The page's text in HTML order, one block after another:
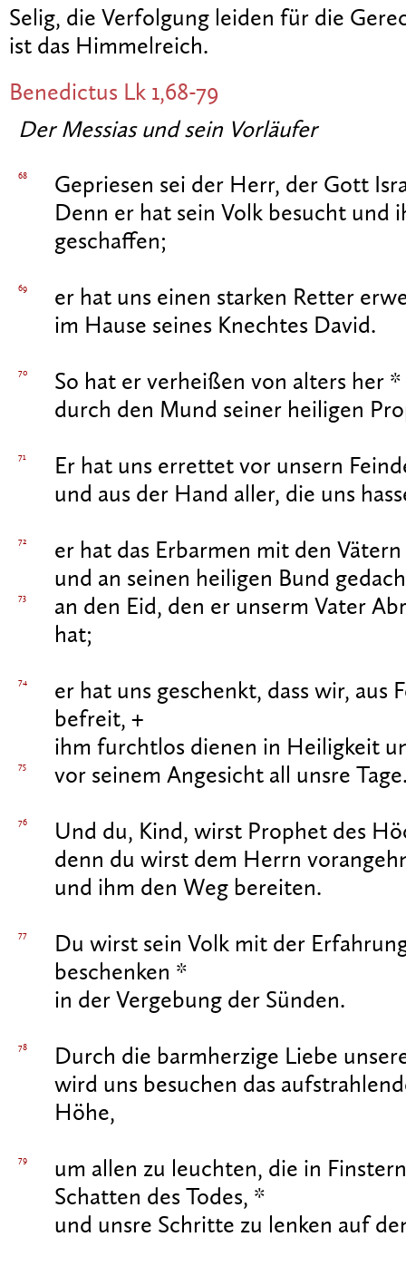
Selig, die Verfolgung leiden für die
ist das Himmelreich.
Benedictus Lk 1,68-79
Der Messias und sein Vorläufer
68
Gepriesen sei der Herr, der Gott
Denn er hat sein Volk besucht und
geschaffen;
69
er hat uns einen starken Retter
im Hause seines Knechtes David.
70
So hat er verheißen von alters her *
durch den Mund seiner heiligen
71
Er hat uns errettet vor unsern
und aus der Hand aller, die uns
72
er hat das Erbarmen mit den
und an seinen heiligen Bund
73
an den Eid, den er unserm Vater
hat;
74
er hat uns geschenkt, dass wir, aus
befreit, +
ihm furchtlos dienen in Heiligkeit
75 vor seinem Angesicht all unsre
76
Und du, Kind, wirst Prophet des
denn du wirst dem Herrn
und ihm den Weg bereiten.
77
Du wirst sein Volk mit der
beschenken *
in der Vergebung der Sünden.
78
Durch die barmherzige Liebe
wird uns besuchen das
Höhe,
79
um allen zu leuchten, die in
Schatten des Todes, *
und unsre Schritte zu lenken auf